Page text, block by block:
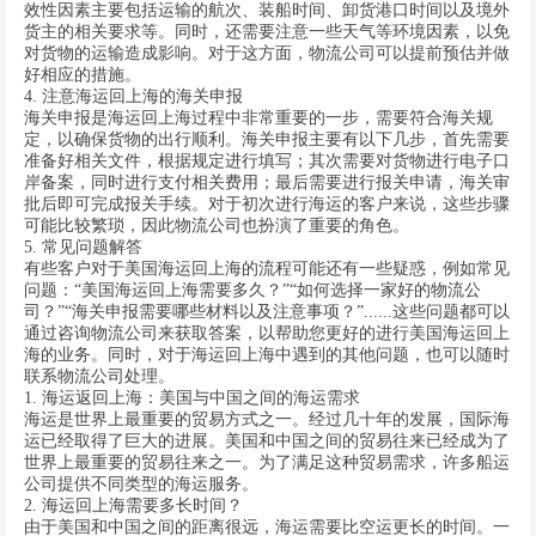
效性因素主要包括运输的航次、装船时间、卸货港口时间以及境外
货主的相关要求等。同时，还需要注意一些天气等环境因素，以免
对货物的运输造成影响。对于这方面，物流公司可以提前预估并做
好相应的措施。
4. 注意海运回上海的海关申报
海关申报是海运回上海过程中非常重要的一步，需要符合海关规
定，以确保货物的出行顺利。海关申报主要有以下几步，首先需要
准备好相关文件，根据规定进行填写；其次需要对货物进行电子口
岸备案，同时进行支付相关费用；最后需要进行报关申请，海关审
批后即可完成报关手续。对于初次进行海运的客户来说，这些步骤
可能比较繁琐，因此物流公司也扮演了重要的角色。
5. 常见问题解答
有些客户对于美国海运回上海的流程可能还有一些疑惑，例如常见
问题：“美国海运回上海需要多久？”“如何选择一家好的物流公
司？”“海关申报需要哪些材料以及注意事项？”......这些问题都可以
通过咨询物流公司来获取答案，以帮助您更好的进行美国海运回上
海的业务。同时，对于海运回上海中遇到的其他问题，也可以随时
联系物流公司处理。
1. 海运返回上海：美国与中国之间的海运需求
海运是世界上最重要的贸易方式之一。经过几十年的发展，国际海
运已经取得了巨大的进展。美国和中国之间的贸易往来已经成为了
世界上最重要的贸易往来之一。为了满足这种贸易需求，许多船运
公司提供不同类型的海运服务。
2. 海运回上海需要多长时间？
由于美国和中国之间的距离很远，海运需要比空运更长的时间。一